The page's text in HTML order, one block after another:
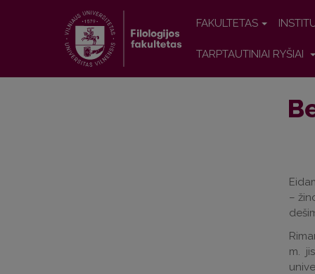
FAKULTETAS
TARPTAUTINIAI RYŠIAI
–
m.